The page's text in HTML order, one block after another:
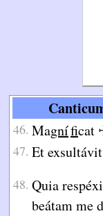
46. Magníficat
47. Et
48. Quia
beátam me